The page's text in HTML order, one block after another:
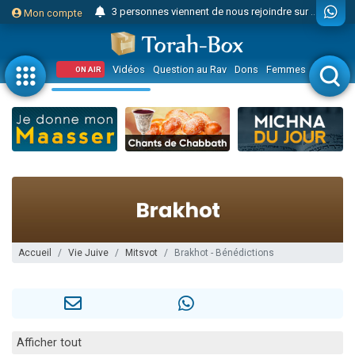
Mon compte 3 personnes viennent de nous rejoindre sur WhatsApp
Odaya vient de donner son Maasser
3 personnes viennent de faire un don pour 5 jours de vacances aux Orphelins
3 personnes viennent de faire un don pour Diane, 80 ans, dans un appartement insalubre
2 personnes viennent de nous rejoindre sur WhatsApp
13 personnes viennent de demander une bénédiction
30 personnes viennent de faire un don pour Sauvez la jambe de Yohan
Il reste 49 places pour étudier en groupe sur Zoom
12 nouvelles musiques dans Torah-Box Music
ON AIR Vidéos Question au Rav Dons Femmes Enfants
Accueil Vie Juive Mitsvot Brakhot - Bénédictions
Afficher tout